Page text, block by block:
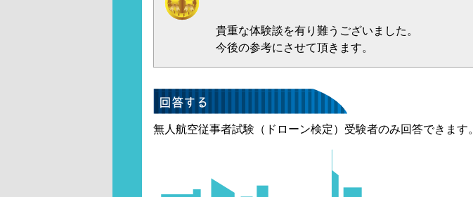
貴重な体験談を有り難うございました。
今後の参考にさせて頂きます。
無人航空従事者試験（ドローン検定）受験者のみ回答できます。